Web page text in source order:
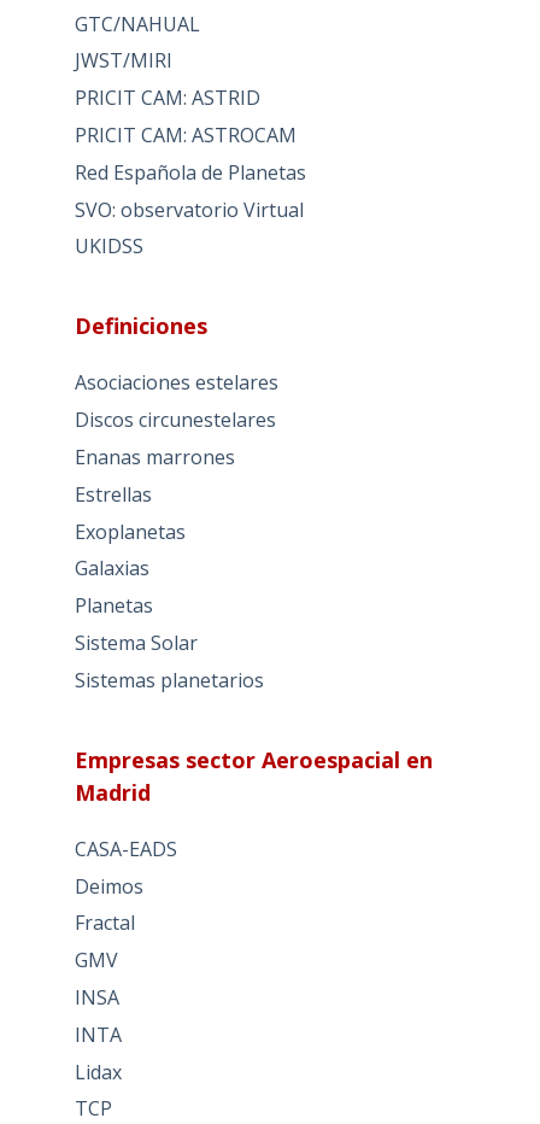
GTC/NAHUAL
JWST/MIRI
PRICIT CAM: ASTRID
PRICIT CAM: ASTROCAM
Red Española de Planetas
SVO: observatorio Virtual
UKIDSS
Definiciones
Asociaciones estelares
Discos circunestelares
Enanas marrones
Estrellas
Exoplanetas
Galaxias
Planetas
Sistema Solar
Sistemas planetarios
Empresas sector Aeroespacial en
Madrid
CASA-EADS
Deimos
Fractal
GMV
INSA
INTA
Lidax
TCP